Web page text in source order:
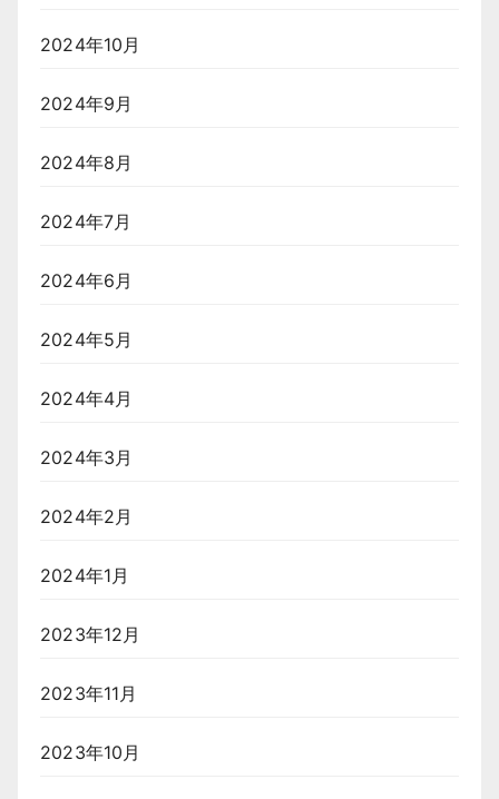
2024年10月
2024年9月
2024年8月
2024年7月
2024年6月
2024年5月
2024年4月
2024年3月
2024年2月
2024年1月
2023年12月
2023年11月
2023年10月